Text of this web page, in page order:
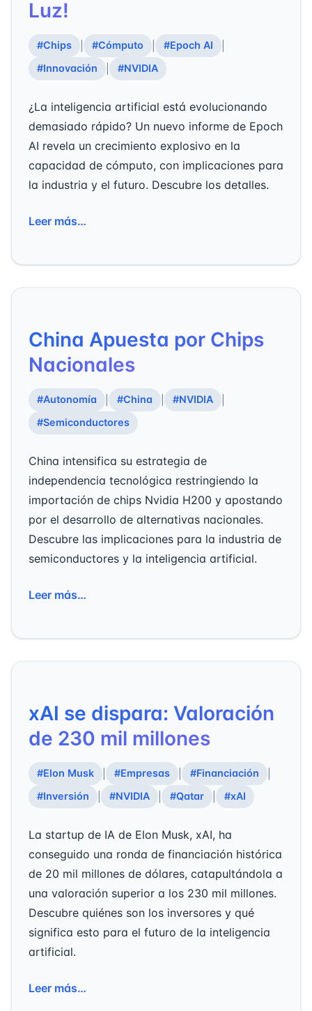
Luz!
#Chips #Cómputo #Epoch AI
#Innovación
#NVIDIA
¿La inteligencia artificial está evolucionando
demasiado rápido? Un nuevo informe de Epoch
AI revela un crecimiento explosivo en la
capacidad de cómputo, con implicaciones para
la industria y el futuro. Descubre los detalles.
Leer más…
China Apuesta por Chips
Nacionales
#Autonomía #China #NVIDIA
#Semiconductores
China intensifica su estrategia de
independencia tecnológica restringiendo la
importación de chips Nvidia H200 y apostando
por el desarrollo de alternativas nacionales.
Descubre las implicaciones para la industria de
semiconductores y la inteligencia artificial.
Leer más…
xAI se dispara: Valoración
de 230 mil millones
#Elon Musk #Empresas #Financiación
#Inversión
#NVIDIA #Qatar #xAI
La startup de IA de Elon Musk, xAI, ha
conseguido una ronda de financiación histórica
de 20 mil millones de dólares, catapultándola a
una valoración superior a los 230 mil millones.
Descubre quiénes son los inversores y qué
significa esto para el futuro de la inteligencia
artificial.
Leer más…